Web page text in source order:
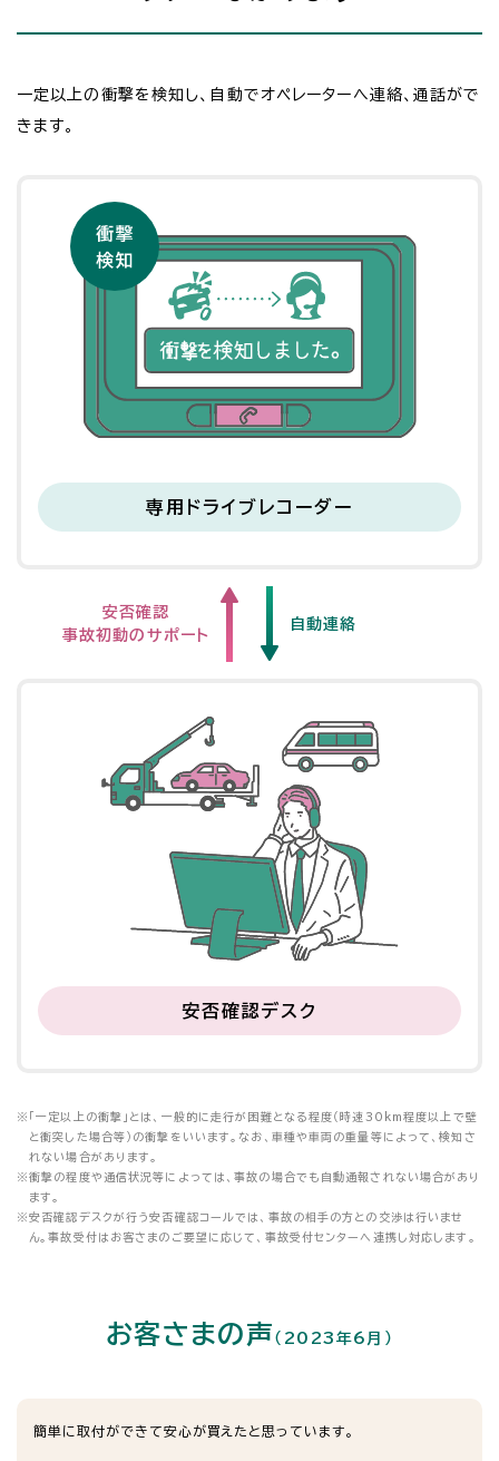
一定以上の衝撃を検知し、自動でオペレーターへ連絡、通話がで
きます。
専用ドライブレコーダー
自動連絡
安否確認デスク
安否確認
事故初動のサポート
※ 「一定以上の衝撃」とは、一般的に走行が困難となる程度（時速30km程度以上で壁
と衝突した場合等）の衝撃をいいます。なお、車種や車両の重量等によって、検知さ
れない場合があります。
※衝撃の程度や通信状況等によっては、事故の場合でも自動通報されない場合があり
ます。
※安否確認デスクが行う安否確認コールでは、事故の相手の方との交渉は行いませ
ん。事故受付はお客さまのご要望に応じて、事故受付センターへ連携し対応します。
お客さまの声 （2023年6月）
簡単に取付ができて安心が買えたと思っています。